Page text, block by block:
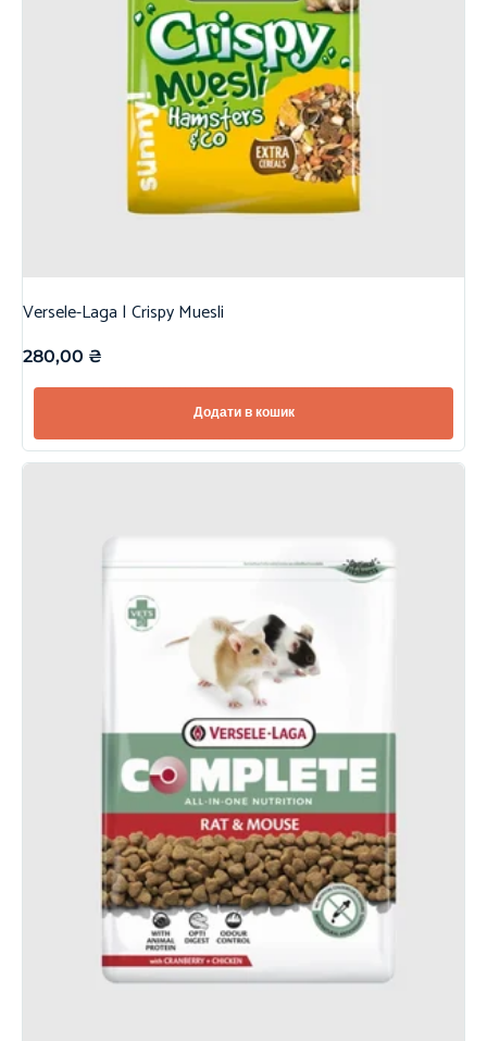
Versele-Laga | Crispy Muesli
280,00 ₴
Додати в кошик